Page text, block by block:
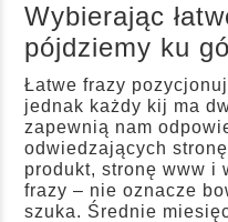
Wybierając
pójdziemy ku
Łatwe frazy
jednak każdy kij ma
zapewnią nam
odwiedzających
produkt, stronę www i
frazy – nie oznacze
szuka. Średnie